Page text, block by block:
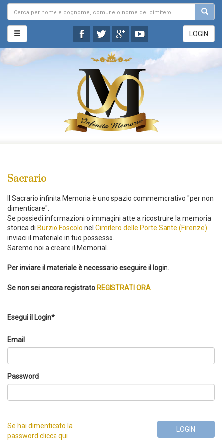
LOGIN
Sacrario
Il Sacrario infinita Memoria è uno spazio commemorativo "per non
dimenticare".
Se possiedi informazioni o immagini atte a ricostruire la memoria
storica di Burzio Foscolo nel Cimitero delle Porte Sante (Firenze)
inviaci il materiale in tuo possesso.
Saremo noi a creare il Memorial.
Per inviare il materiale è necessario eseguire il login.
Se non sei ancora registrato REGISTRATI ORA
Esegui il Login*
Email
Password
Se hai dimenticato la
password clicca qui
LOGIN